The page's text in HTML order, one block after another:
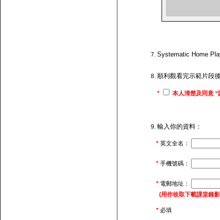
Systematic Home
順利觀看完示範片段
* 本人清楚及同意
輸入你的資料：
* 英文全名：
* 手機號碼：
* 電郵地址：
(用作收取下載課堂錄
* 必填